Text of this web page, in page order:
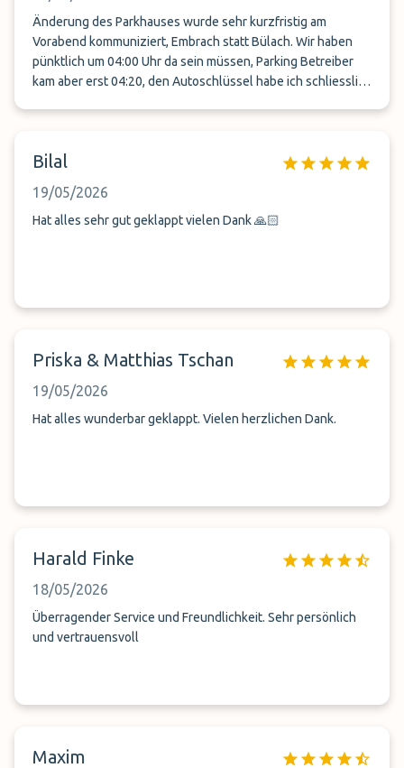
Wartezeiten, mangelnde Organisation und erhebliche
Sicherheitsmängel. Eine der schlechtesten
Serviceerfahrungen, die wir bisher gemacht haben. Diesen
Anbieter können wir definitiv nicht weiterempfehlen.
Änderung des Parkhauses wurde sehr kurzfristig am
Vorabend kommuniziert, Embrach statt Bülach. Wir haben
pünktlich um 04:00 Uhr da sein müssen, Parking Betreiber
kam aber erst 04:20, den Autoschlüssel habe ich schliesslich
Busstation Kante R. Pünktlichkeit scheint ein Problem zu
Bilal
19/05/2026
Hat alles sehr gut geklappt vielen Dank 🙏🏻
Priska & Matthias Tschan
19/05/2026
Hat alles wunderbar geklappt. Vielen herzlichen Dank.
Harald Finke
18/05/2026
Überragender Service und Freundlichkeit. Sehr persönlich
und vertrauensvoll
Maxim